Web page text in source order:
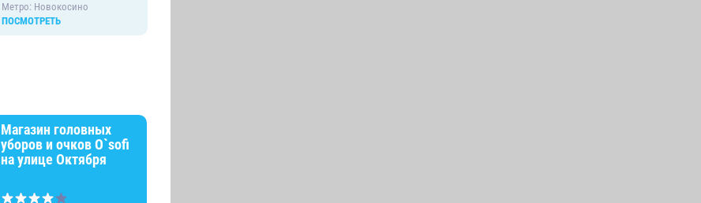
Метро: Новокосино
ПОСМОТРЕТЬ
Магазин головных
уборов и очков O`sofi
на улице Октября